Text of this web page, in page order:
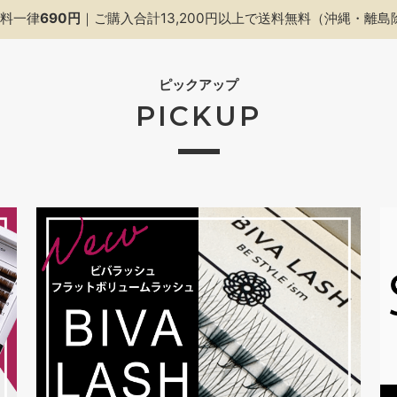
一律690円 ｜ご購入合計13,200円以上で送料無料（沖縄・離島
ピックアップ
PICKUP